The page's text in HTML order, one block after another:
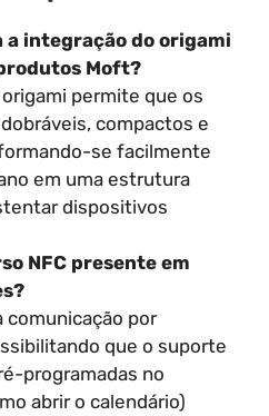
a integração do origami
Moft?
permite que os
compactos e
se facilmente
em uma estrutura
dispositivos
NFC presente em
comunicação por
que o suporte
programadas no
abrir o calendário)